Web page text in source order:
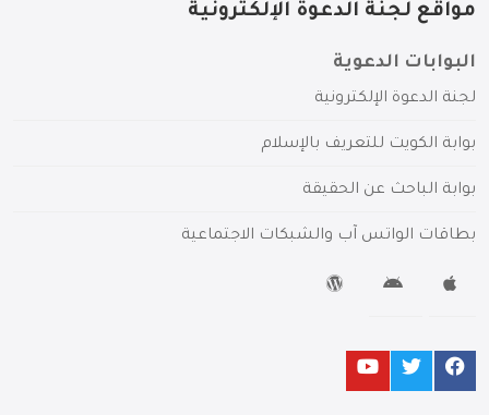
مواقع لجنة الدعوة الإلكترونية
البوابات الدعوية
لجنة الدعوة الإلكترونية
بوابة الكويت للتعريف بالإسلام
بوابة الباحث عن الحقيقة
بطاقات الواتس آب والشبكات الاجتماعية